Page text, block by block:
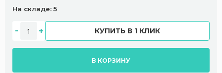
На складе: 5
КУПИТЬ В 1 КЛИК
В КОРЗИНУ